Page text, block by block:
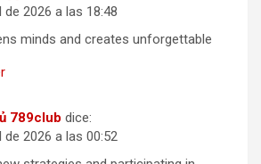
de 2026 a las 18:48
minds and creates unforgettable
789club dice:
de 2026 a las 00:52